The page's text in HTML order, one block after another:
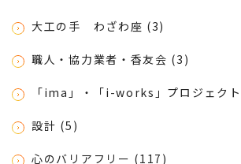
大工の手 わざわ座 (3)
職人・協力業者・香友会 (3)
「ima」・「i-works」プロジェク
設計 (5)
心のバリアフリー (117)